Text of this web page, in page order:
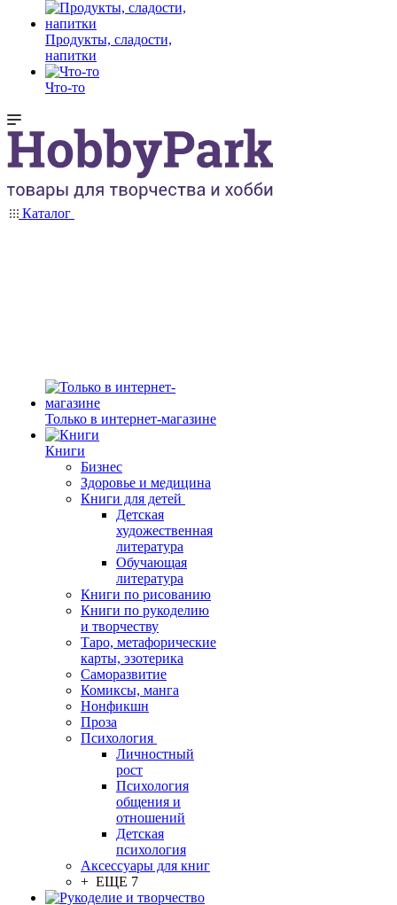
Продукты, сладости,
напитки
Что-то
Каталог
Только в интернет-магазине
Книги
Бизнес
Здоровье и медицина
Книги для детей
Детская
художественная
литература
Обучающая
литература
Книги по рисованию
Книги по рукоделию
и творчеству
Таро, метафорические
карты, эзотерика
Саморазвитие
Комиксы, манга
Нонфикшн
Проза
Психология
Личностный
рост
Психология
общения и
отношений
Детская
психология
Аксессуары для книг
+ ЕЩЕ 7